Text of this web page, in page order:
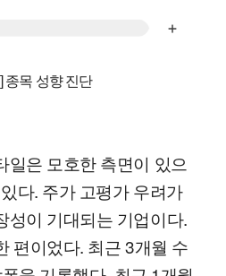
종목 성향 진단
일은 모호한 측면이 있으
다. 주가 고평가 우려가
성이 기대되는 기업이다.
편이었다. 최근 3개월 수